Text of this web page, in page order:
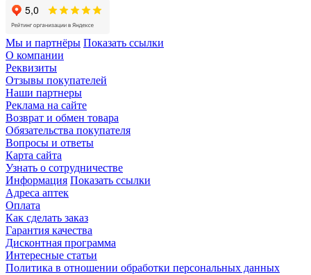
Мы и партнёры Показать ссылки
О компании
Реквизиты
Отзывы покупателей
Наши партнеры
Реклама на сайте
Возврат и обмен товара
Обязательства покупателя
Вопросы и ответы
Карта сайта
Узнать о сотрудничестве
Информация Показать ссылки
Адреса аптек
Оплата
Как сделать заказ
Гарантия качества
Дисконтная программа
Интересные статьи
Политика в отношении обработки персональных данных